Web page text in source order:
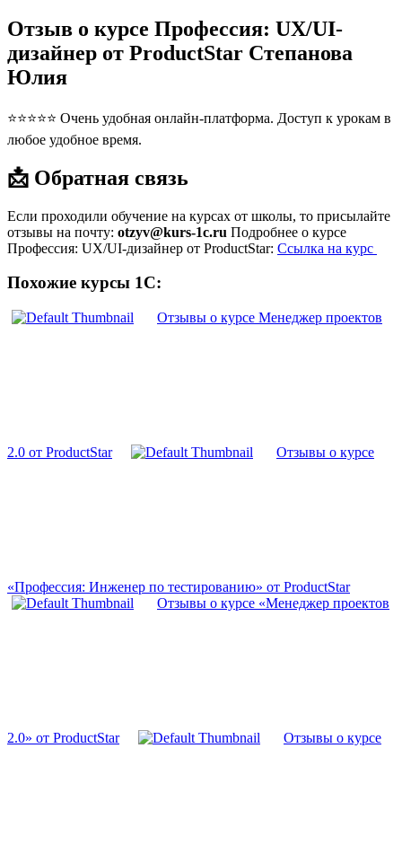
Отзыв о курсе Профессия: UX/UI-
дизайнер от ProductStar Степанова
Юлия
⭐⭐⭐⭐⭐ Очень удобная онлайн-платформа. Доступ к урокам в
любое удобное время.
📩 Обратная связь
Если проходили обучение на курсах от школы, то присылайте
отзывы на почту: otzyv@kurs-1c.ru Подробнее о курсе
Профессия: UX/UI-дизайнер от ProductStar: Ссылка на курс
Похожие курсы 1С:
Отзывы о курсе Менеджер проектов
2.0 от ProductStar Отзывы о курсе
«Профессия: Инженер по тестированию» от ProductStar
Отзывы о курсе «Менеджер проектов
2.0» от ProductStar Отзывы о курсе